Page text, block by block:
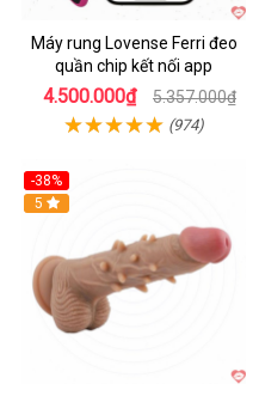
Máy rung Lovense Ferri đeo
quần chip kết nối app
4.500.000₫ 5.357.000₫
(974)
-38%
5